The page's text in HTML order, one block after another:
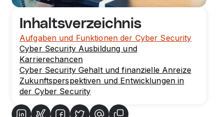
Inhaltsverzeichnis
Aufgaben und Funktionen der Cyber Security
Cyber Security Ausbildung und
Karrierechancen
Cyber Security Gehalt und finanzielle Anreize
Zukunftsperspektiven und Entwicklungen in
der Cyber Security